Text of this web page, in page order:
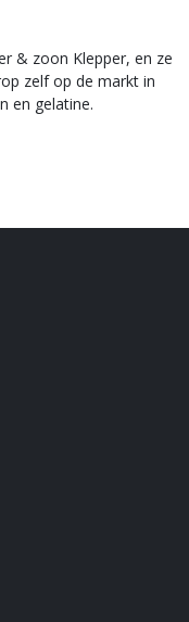
& zoon Klepper, en ze
zelf op de markt in
en gelatine.